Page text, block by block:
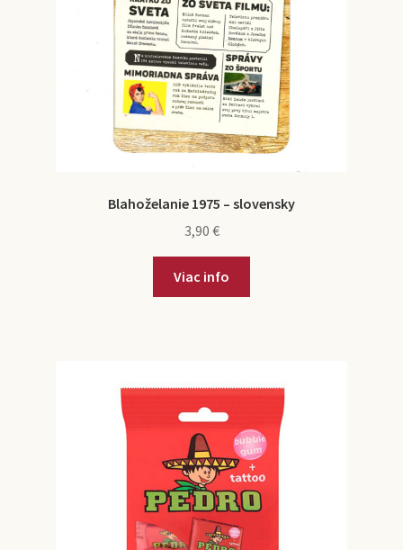
Blahoželanie 1975 – slovensky
3,90 €
Viac info